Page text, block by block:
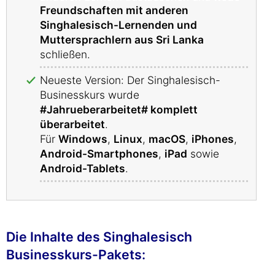
Freundschaften mit anderen
Singhalesisch-Lernenden und
Muttersprachlern aus Sri Lanka
schließen.
Neueste Version: Der Singhalesisch-
Businesskurs wurde
#Jahrueberarbeitet# komplett
überarbeitet.
Für Windows, Linux, macOS, iPhones,
Android-Smartphones, iPad sowie
Android-Tablets.
Die Inhalte des Singhalesisch
Businesskurs-Pakets: